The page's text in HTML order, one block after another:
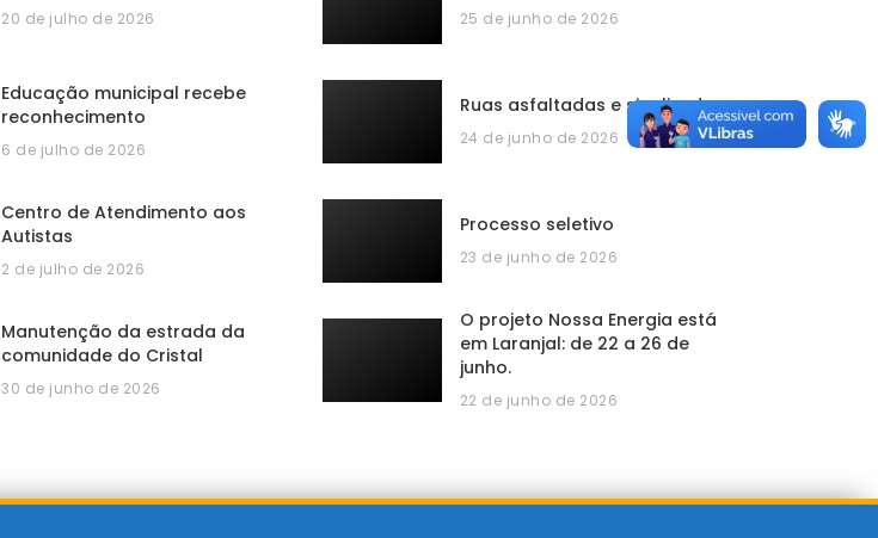
20 de julho de 2026
Educação municipal recebe
reconhecimento
6 de julho de 2026
Centro de Atendimento aos
Autistas
2 de julho de 2026
Manutenção da estrada da
comunidade do Cristal
30 de junho de 2026
25 de junho de 2026
Ruas asfaltadas e sinalizadas
24 de junho de 2026
Processo seletivo
23 de junho de 2026
O projeto Nossa Energia está
em Laranjal: de 22 a 26 de
junho.
22 de junho de 2026